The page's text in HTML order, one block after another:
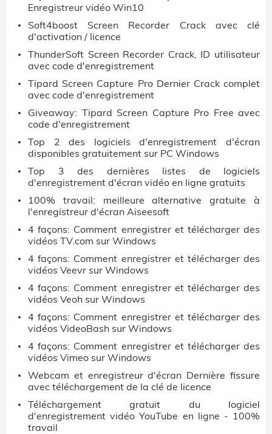
Enregistreur vidéo Win10
Soft4boost Screen Recorder Crack avec clé
d'activation / licence
ThunderSoft Screen Recorder Crack, ID utilisateur
avec code d'enregistrement
Tipard Screen Capture Pro Dernier Crack complet
avec code d'enregistrement
Giveaway: Tipard Screen Capture Pro Free avec
code d'enregistrement
Top 2 des logiciels d'enregistrement d'écran
disponibles gratuitement sur PC Windows
Top 3 des dernières listes de logiciels
d'enregistrement d'écran vidéo en ligne gratuits
100% travail: meilleure alternative gratuite à
l'enregistreur d'écran Aiseesoft
4 façons: Comment enregistrer et télécharger des
vidéos TV.com sur Windows
4 façons: Comment enregistrer et télécharger des
vidéos Veevr sur Windows
4 façons: Comment enregistrer et télécharger des
vidéos Veoh sur Windows
4 façons: Comment enregistrer et télécharger des
vidéos VideoBash sur Windows
4 façons: Comment enregistrer et télécharger des
vidéos Vimeo sur Windows
Webcam et enregistreur d'écran Dernière fissure
avec téléchargement de la clé de licence
Téléchargement gratuit du logiciel
d'enregistrement vidéo YouTube en ligne - 100%
travail